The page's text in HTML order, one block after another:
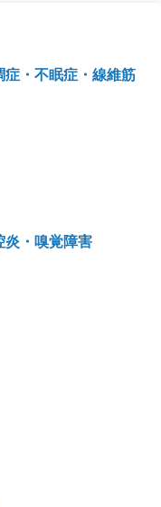
症・不眠症・線維筋
炎・嗅覚障害